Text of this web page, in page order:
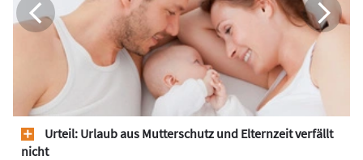
Urteil: Urlaub aus Mutterschutz und Elternzeit verfällt
nicht